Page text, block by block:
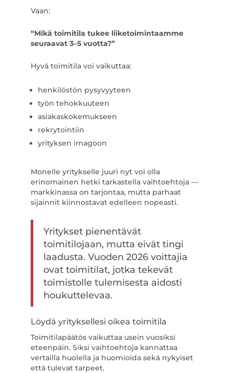
Vaan:
“Mikä toimitila tukee liiketoimintaamme
seuraavat 3–5 vuotta?”
Hyvä toimitila voi vaikuttaa:
henkilöstön pysyvyyteen
työn tehokkuuteen
asiakaskokemukseen
rekrytointiin
yrityksen imagoon
Monelle yritykselle juuri nyt voi olla
erinomainen hetki tarkastella vaihtoehtoja —
markkinassa on tarjontaa, mutta parhaat
sijainnit kiinnostavat edelleen nopeasti.
Yritykset pienentävät
toimitilojaan, mutta eivät tingi
laadusta. Vuoden 2026 voittajia
ovat toimitilat, jotka tekevät
toimistolle tulemisesta aidosti
houkuttelevaa.
Löydä yrityksellesi oikea toimitila
Toimitilapäätös vaikuttaa usein vuosiksi
eteenpäin. Siksi vaihtoehtoja kannattaa
vertailla huolella ja huomioida sekä nykyiset
että tulevat tarpeet.